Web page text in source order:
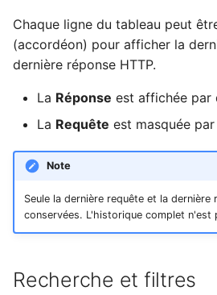
Chaque ligne du tableau peut
(accordéon) pour afficher la
dernière réponse HTTP.
La Réponse est affichée par
La Requête est masquée
Note
Seule la dernière requête et la dernière
conservées. L'historique complet n'est
Recherche et filtres